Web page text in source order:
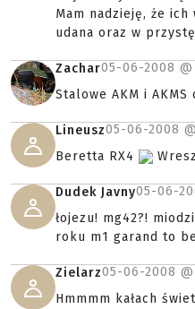
Mam nadzieję, że
udana oraz w
Zachar05-06-2008 @
Stalowe AKM i
Lineusz05-06-2008 @
Beretta RX4
Dudek Javny05-06-
łojezu! mg42?!
roku m1 garand to
Zielarz05-06-2008 @
Hmmmm kałach